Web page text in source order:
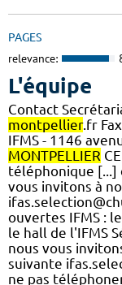
PAGES
relevance:
L'équipe
Contact
montpellier.fr
IFMS - 1146
MONTPELLIER
téléphonique [...]
vous invitons à
ouvertes IFMS :
le hall de l'IFMS
nous vous
suivante
ne pas